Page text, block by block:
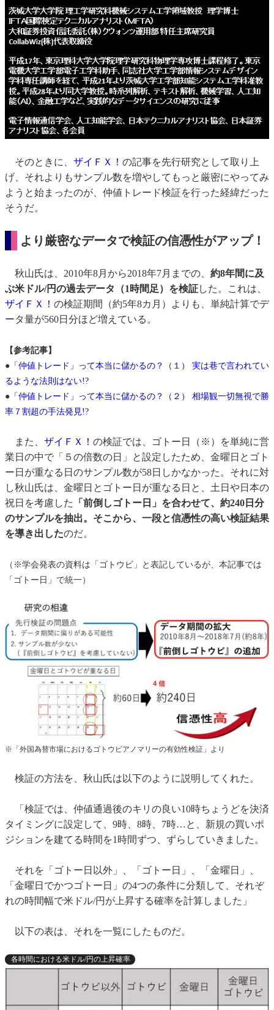
そのときに、 ザイＦＸ！ の記事を先行研究として取り上
げ、それよりもサンプル数を増やしてもっと厳密にやってみ
ようと始まったのが、仲値トレード検証を行った経緯だった
そうだ。
より厳密なデータで検証の信憑性がアップ！
秋山氏は、2010年8月から2018年7月までの、 約8年間に及
ぶ米ドル/円の過去データ（1時間足）を検証した。これは、
ザイＦＸ！ の検証期間（約5年8カ月）よりも、単純計算でデ
ータ量が560日分ほど増えている。
【参考記事】
● 「仲値トレード」って本当に儲かるの？（１） 実は巷で言われてい
るような法則はない!?
● 「仲値トレード」って本当に儲かるの？（２） 相場観一切無視で勝
率７割超の手法発見!?
また、 ザイＦＸ！ の検証では、ゴトー日（※）を単純に営
業日の中で「５の倍数の日」と設定したため、金曜日とゴト
ー日が重なる日のサンプル数が58日しかなかった。それに対
し秋山氏は、金曜日とゴトー日が重なる日と、土日や日本の
祝日を考慮した
「前倒しゴトー日」を合わせて、約240日分
のサンプルを抽出。そこから、一段と信憑性の高い検証結果
を導き出したのだ。
（※学会発表の資料は「ゴトウビ」と表記しているが、本記事では
「ゴトー日」で統一）
※「外国為替市場におけるゴトウビアノマリーの有効性検証」より
検証の方法を、秋山氏は以下のように説明してくれた。
「検証では、仲値通過後のキリの良い10時ちょうどを決済
タイミングに設定して、9時、8時、7時…と、新規の買いポ
ジションを建てる時間を1時間ずつ、ずらしていきました。
それを「ゴトー日以外」、「ゴトー日」、「金曜日」、
「金曜日でかつゴトー日」の4つの条件に分類して、それぞ
れの時間幅で米ドル/円が上昇する確率を計算しました」
以下の表は、それを一覧にしたものだ。
各時間における米ドル/円の上昇確率